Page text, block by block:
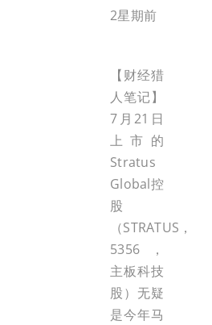
2星期前
【财经猎
人笔记】
7月21日
上市的
Stratus
Global控
股
（STRATUS，
5356，
主板科技
股）无疑
是今年马